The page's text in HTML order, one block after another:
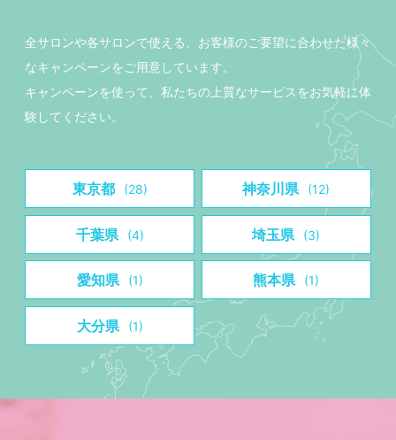
全サロンや各サロンで使える、お客様のご要望に合わせた様々
なキャンペーンをご用意しています。
キャンペーンを使って、私たちの上質なサービスをお気軽に体
験してください。
東京都 (28) 神奈川県 (12)
千葉県 (4) 埼玉県 (3)
愛知県 (1) 熊本県 (1)
大分県 (1)